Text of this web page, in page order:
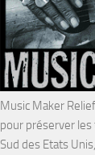
Music Maker
pour préserver
Sud des Etats